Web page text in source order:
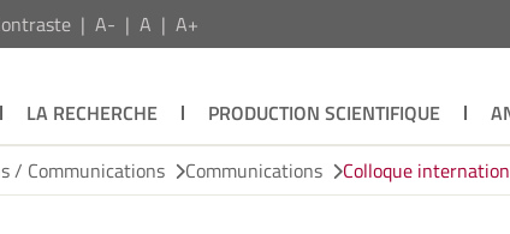
A- A A+
LA RECHERCHE PRODUCTION SCIENTIFIQUE
/ Communications Communications Colloque